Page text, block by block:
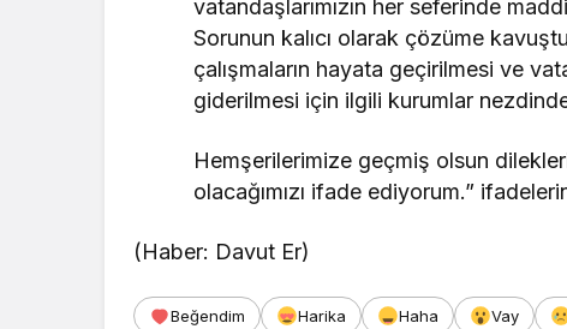
vatandaşlarımızın her seferinde
Sorunun kalıcı olarak çözüme
çalışmaların hayata geçirilmesi ve
giderilmesi için ilgili kurumlar
Hemşerilerimize geçmiş olsun
olacağımızı ifade ediyorum.”
(Haber: Davut Er)
Beğendim Harika Haha Vay